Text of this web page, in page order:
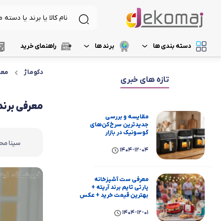
دسته بندی ها
غذاساز و خردکن
رنده برقی
آرایشی و بهداشتی
تهویه، سرمایش و گرمایش
برند ها
لیست 3
لیست 4
راهنمای خرید
تازه های خبری
مقایسه و بررسی
جدیدترین سرخ‌کن‌های
گوسونیک در بازار
1404-12-04
معرفی ست آشپزخانه
پارتی تایم برند آریته +
بهترین قیمت خرید + عکس
1404-12-01
دکوماژ
معرفی برند فلر و 10
سینا